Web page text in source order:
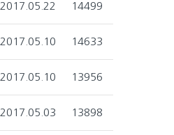
2017.05.22 14499
2017.05.10 14633
2017.05.10 13956
2017.05.03 13898